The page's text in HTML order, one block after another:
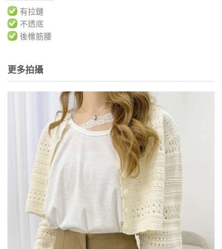
有拉鏈
不透底
後橡筋腰
更多拍攝